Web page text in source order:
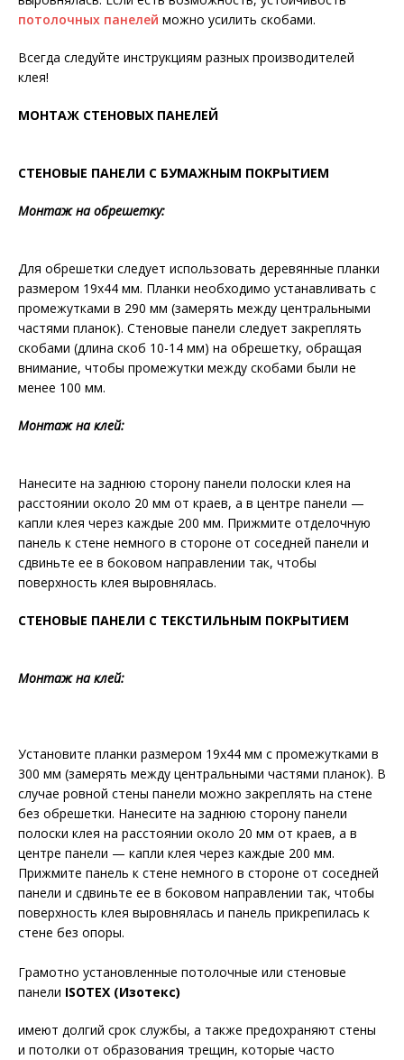
потолочных панелей можно усилить скобами.
Всегда следуйте инструкциям разных производителей
клея!
МОНТАЖ СТЕНОВЫХ ПАНЕЛЕЙ
СТЕНОВЫЕ ПАНЕЛИ С БУМАЖНЫМ ПОКРЫТИЕМ
Монтаж на обрешетку:
Для обрешетки следует использовать деревянные планки
размером 19х44 мм. Планки необходимо устанавливать с
промежутками в 290 мм (замерять между центральными
частями планок). Стеновые панели следует закреплять
скобами (длина скоб 10-14 мм) на обрешетку, обращая
внимание, чтобы промежутки между скобами были не
менее 100 мм.
Монтаж на клей:
Нанесите на заднюю сторону панели полоски клея на
расстоянии около 20 мм от краев, а в центре панели —
капли клея через каждые 200 мм. Прижмите отделочную
панель к стене немного в стороне от соседней панели и
сдвиньте ее в боковом направлении так, чтобы
поверхность клея выровнялась.
СТЕНОВЫЕ ПАНЕЛИ С ТЕКСТИЛЬНЫМ ПОКРЫТИЕМ
Монтаж на клей:
Установите планки размером 19х44 мм с промежутками в
300 мм (замерять между центральными частями планок). В
случае ровной стены панели можно закреплять на стене
без обрешетки. Нанесите на заднюю сторону панели
полоски клея на расстоянии около 20 мм от краев, а в
центре панели — капли клея через каждые 200 мм.
Прижмите панель к стене немного в стороне от соседней
панели и сдвиньте ее в боковом направлении так, чтобы
поверхность клея выровнялась и панель прикрепилась к
стене без опоры.
Грамотно установленные потолочные или стеновые
панели ISOTEX (Изотекс)
имеют долгий срок службы, а также предохраняют стены
и потолки от образования трещин, которые часто